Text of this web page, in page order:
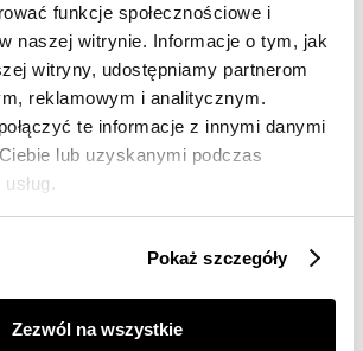
funkcje społecznościowe i
naszej witrynie. Informacje o tym, jak
witryny, udostępniamy partnerom
reklamowym i analitycznym.
te informacje z innymi danymi
lub uzyskanymi podczas
Pokaż szczegóły
Zezwól na wszystkie
tkaniny
zł
przed
SALE
HOT
49,99 zł
Cena regularna99,99 zł
Najniższa cena z 30 dni przed